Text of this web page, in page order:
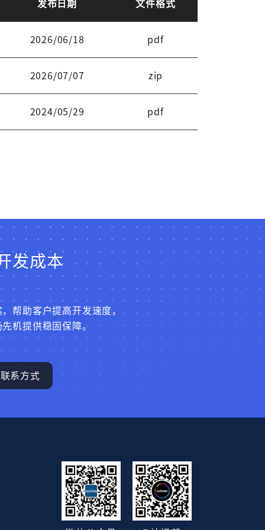
登录
发布日期 文件格式
2026/06/18 pdf
2026/07/07 zip
2024/05/29 pdf
发成本
帮助客户提高开发速度，
机提供稳固保障。
联系方式